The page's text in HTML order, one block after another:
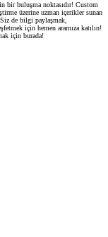
bir buluşma noktasıdır! Custom
üzerine uzman içerikler sunan
de bilgi paylaşmak,
için hemen aramıza katılın!
için burada!